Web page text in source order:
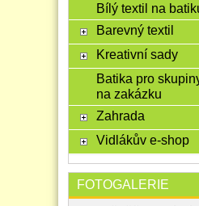
Bílý textil na
Barevný textil
Kreativní sady
Batika pro
na zakázku
Zahrada
Vidlákův e-shop
FOTOGALERIE